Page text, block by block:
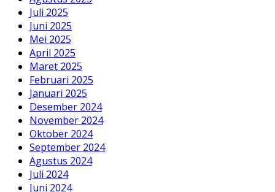
Juli 2025
Juni 2025
Mei 2025
April 2025
Maret 2025
Februari 2025
Januari 2025
Desember 2024
November 2024
Oktober 2024
September 2024
Agustus 2024
Juli 2024
Juni 2024